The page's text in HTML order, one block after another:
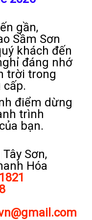
gần,
Sầm Sơn
khách đến
đáng nhớ
trời trong
cấp.
điểm dừng
trình
bạn.
Sơn,
Hóa